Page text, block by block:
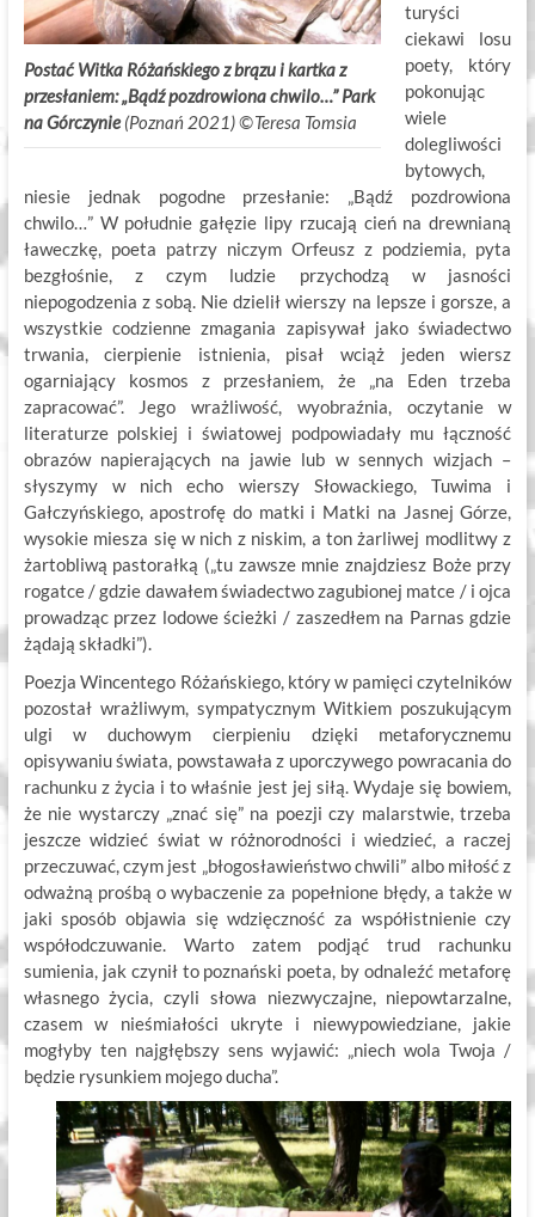
Postać Witka Różańskiego z brązu i kartka z
przesłaniem: „Bądź pozdrowiona chwilo…” Park
na Górczynie(Poznań 2021)©.Teresa Tomsia
turyści
ciekawi losu
poety, który
pokonując
wiele
dolegliwości
bytowych,
niesie jednak pogodne przesłanie: „Bądź pozdrowiona
chwilo…” W południe gałęzie lipy rzucają cień na drewnianą
ławeczkę, poeta patrzy niczym Orfeusz z podziemia, pyta
bezgłośnie, z czym ludzie przychodzą w jasności
niepogodzenia z sobą. Nie dzielił wierszy na lepsze i gorsze, a
wszystkie codzienne zmagania zapisywał jako świadectwo
trwania, cierpienie istnienia, pisał wciąż jeden wiersz
ogarniający kosmos z przesłaniem, że „na Eden trzeba
zapracować”. Jego wrażliwość, wyobraźnia, oczytanie w
literaturze polskiej i światowej podpowiadały mu łączność
obrazów napierających na jawie lub w sennych wizjach –
słyszymy w nich echo wierszy Słowackiego, Tuwima i
Gałczyńskiego, apostrofę do matki i Matki na Jasnej Górze,
wysokie miesza się w nich z niskim, a ton żarliwej modlitwy z
żartobliwą pastorałką („tu zawsze mnie znajdziesz Boże przy
rogatce / gdzie dawałem świadectwo zagubionej matce / i ojca
prowadząc przez lodowe ścieżki / zaszedłem na Parnas gdzie
żądają składki”).
Poezja Wincentego Różańskiego, który w pamięci czytelników
pozostał wrażliwym, sympatycznym Witkiem poszukującym
ulgi w duchowym cierpieniu dzięki metaforycznemu
opisywaniu świata, powstawała z uporczywego powracania do
rachunku z życia i to właśnie jest jej siłą. Wydaje się bowiem,
że nie wystarczy „znać się” na poezji czy malarstwie, trzeba
jeszcze widzieć świat w różnorodności i wiedzieć, a raczej
przeczuwać, czym jest „błogosławieństwo chwili” albo miłość z
odważną prośbą o wybaczenie za popełnione błędy, a także w
jaki sposób objawia się wdzięczność za współistnienie czy
współodczuwanie. Warto zatem podjąć trud rachunku
sumienia, jak czynił to poznański poeta, by odnaleźć metaforę
własnego życia, czyli słowa niezwyczajne, niepowtarzalne,
czasem w nieśmiałości ukryte i niewypowiedziane, jakie
mogłyby ten najgłębszy sens wyjawić: „niech wola Twoja /
będzie rysunkiem mojego ducha”.